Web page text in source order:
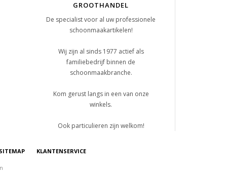
GROOTHANDEL
De specialist voor al uw professionele
schoonmaakartikelen!
Wij zijn al sinds 1977 actief als
familiebedrijf binnen de
schoonmaakbranche.
Kom gerust langs in een van onze
winkels.
Ook particulieren zijn welkom!
KLANTENSERVICE